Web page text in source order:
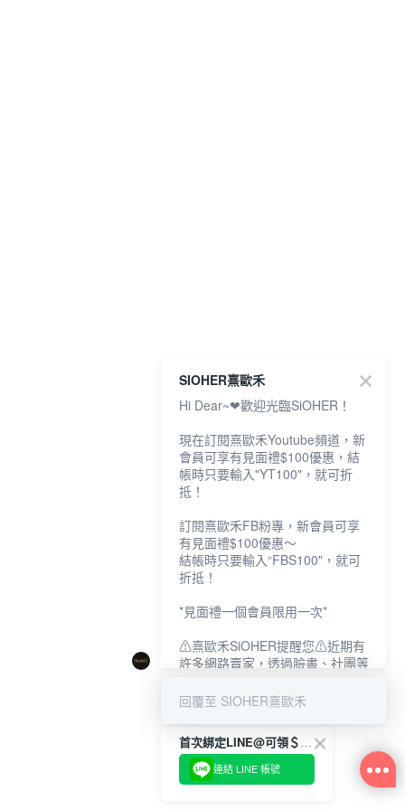
首次綁定LINE@可領＄100折扣優惠
連結 LINE 帳號
SIOHER熹歐禾
Hi Dear~❤歡迎光臨SiOHER！
現在訂閱熹歐禾Youtube頻道，新
會員可享有見面禮$100優惠，結
帳時只要輸入"YT100"，就可折
抵！
訂閱熹歐禾FB粉專，新會員可享
有見面禮$100優惠～
結帳時只要輸入“FBS100"，就可
折抵！
*見面禮一個會員限用一次*
⚠熹歐禾SiOHER提醒您⚠近期有
許多網路賣家，透過臉書、社團等
SiOHER』品牌授權、或有內部管
消費者上當及受害。
如有疑慮請至官網先訂單查尋如
〝TM / TS / TG〞開頭,都是我們
回覆至 SIOHER熹歐禾